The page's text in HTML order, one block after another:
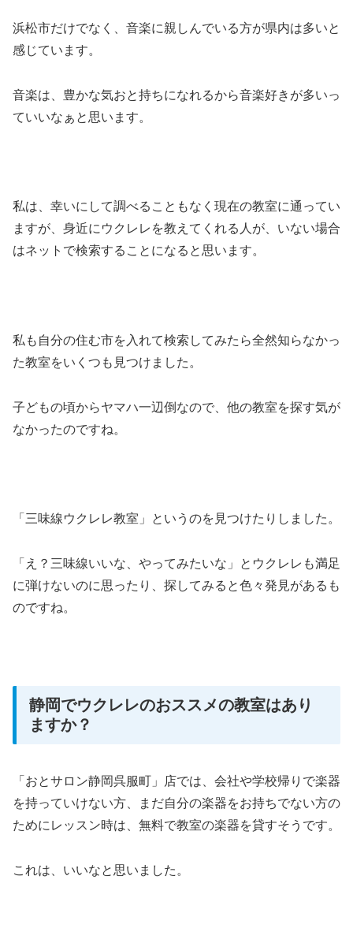
浜松市だけでなく、音楽に親しんでいる方が県内は多いと
感じています。
音楽は、豊かな気おと持ちになれるから音楽好きが多いっ
ていいなぁと思います。
私は、幸いにして調べることもなく現在の教室に通ってい
ますが、身近にウクレレを教えてくれる人が、いない場合
はネットで検索することになると思います。
私も自分の住む市を入れて検索してみたら全然知らなかっ
た教室をいくつも見つけました。
子どもの頃からヤマハ一辺倒なので、他の教室を探す気が
なかったのですね。
「三味線ウクレレ教室」というのを見つけたりしました。
「え？三味線いいな、やってみたいな」とウクレレも満足
に弾けないのに思ったり、探してみると色々発見があるも
のですね。
静岡でウクレレのおススメの教室はあり
ますか？
「おとサロン静岡呉服町」店では、会社や学校帰りで楽器
を持っていけない方、まだ自分の楽器をお持ちでない方の
ためにレッスン時は、無料で教室の楽器を貸すそうです。
これは、いいなと思いました。